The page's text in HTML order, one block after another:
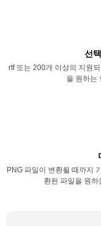
선
rtf 또는 200개 이상의 지원
을 원하는
PNG 파일이 변환될 때까지
환된 파일을 원